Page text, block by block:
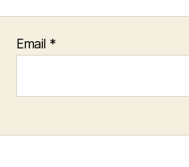
Email *